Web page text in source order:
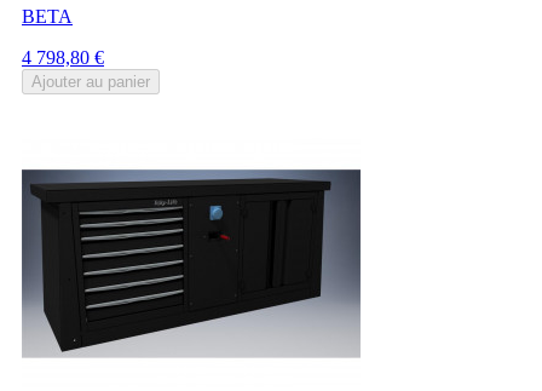
BETA
Prix
4 798,80 €
Ajouter au panier